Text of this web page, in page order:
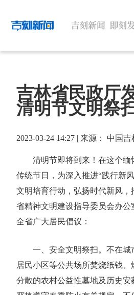
吉林省民政厅
清明节文明祭
2023-03-24 14:27 | 来源： 中国吉
清明节即将到来！在这个缅
传统节日，为深入推进“践行新
文明培育行动，弘扬时代新风
省精神文明建设指导委员会办公
全省广大居民倡议：
一、安全文明祭扫。不在城
居民小区等公共场所焚烧纸钱
分散的农村公益性墓地及历史